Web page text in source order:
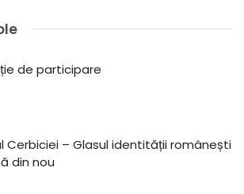
de participare
Cerbiciei – Glasul identității românești
din nou